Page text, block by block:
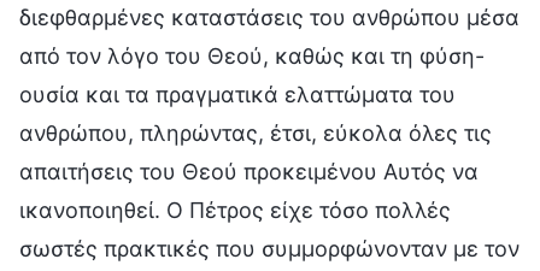
διεφθαρμένες καταστάσεις του ανθρώπου μέσα
από τον λόγο του Θεού, καθώς και τη φύση-
ουσία και τα πραγματικά ελαττώματα του
ανθρώπου, πληρώντας, έτσι, εύκολα όλες τις
απαιτήσεις του Θεού προκειμένου Αυτός να
ικανοποιηθεί. Ο Πέτρος είχε τόσο πολλές
σωστές πρακτικές που συμμορφώνονταν με τον